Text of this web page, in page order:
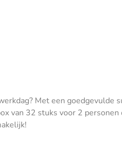
Met een goedgevulde
van 32 stuks voor 2